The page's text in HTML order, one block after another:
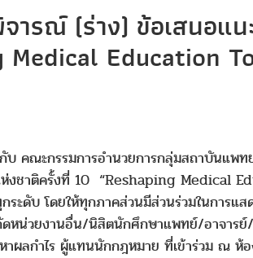
รณ์ (ร่าง) ข้อเสนอแ
Education
คณะกรรมการอำนวยการกลุ่มสถาบันแพ
ห่งชาติครั้งที่ 10 “Reshaping Medical
ะดับ โดยให้ทุกภาคส่วนมีส่วนร่วมในการแ
น่วยงานอื่น/นิสิตนักศึกษาแพทย์/อาจาร
ลกำไร ผู้แทนนักกฎหมาย ที่เข้าร่วม ณ ห้